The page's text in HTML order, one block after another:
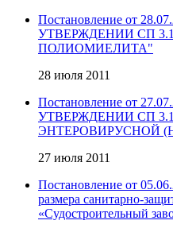
Постановление от
УТВЕРЖДЕНИИ СП
ПОЛИОМИЕЛИТА"
28 июля 2011
Постановление от
УТВЕРЖДЕНИИ СП
ЭНТЕРОВИРУСНОЙ
27 июля 2011
Постановление от
размера санитарно-
«Судостроительный